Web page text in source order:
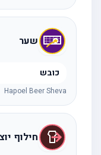
שער
כובש
Hapoel Beer Sheva
חילוף יוצא